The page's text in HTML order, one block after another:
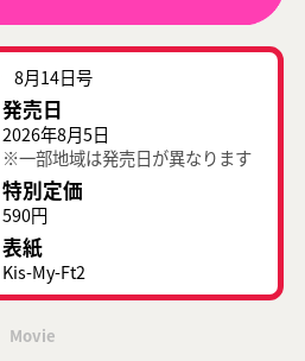
8月14日号
発売日
2026年8月5日
※一部地域は発売日が異なります
特別定価
590円
表紙
Kis-My-Ft2
Movie